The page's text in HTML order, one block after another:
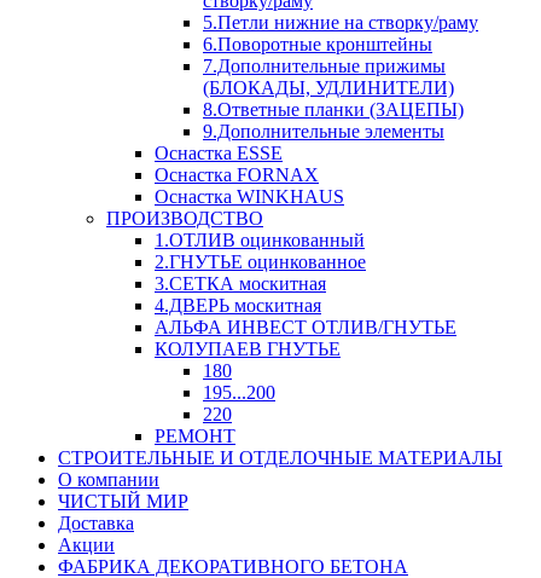
5.Петли нижние на створку/раму
6.Поворотные кронштейны
7.Дополнительные прижимы
(БЛОКАДЫ, УДЛИНИТЕЛИ)
8.Ответные планки (ЗАЦЕПЫ)
9.Дополнительные элементы
Оснастка ESSE
Оснастка FORNAX
Оснастка WINKHAUS
ПРОИЗВОДСТВО
1.ОТЛИВ оцинкованный
2.ГНУТЬЕ оцинкованное
3.СЕТКА москитная
4.ДВЕРЬ москитная
АЛЬФА ИНВЕСТ ОТЛИВ/ГНУТЬЕ
КОЛУПАЕВ ГНУТЬЕ
180
195...200
220
РЕМОНТ
СТРОИТЕЛЬНЫЕ И ОТДЕЛОЧНЫЕ МАТЕРИАЛЫ
О компании
ЧИСТЫЙ МИР
Доставка
Акции
ФАБРИКА ДЕКОРАТИВНОГО БЕТОНА